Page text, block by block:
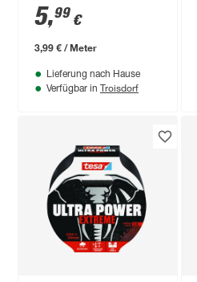
Meter
5,99 €
3,99 € / Meter
Lieferung nach Hause
Verfügbar in Troisdorf